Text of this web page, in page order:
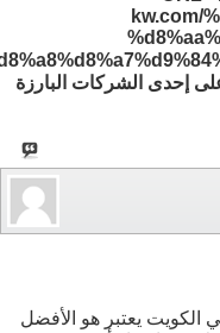
kw.com/
إحدى الشركات البارزة
يعتبر هو الأفضل